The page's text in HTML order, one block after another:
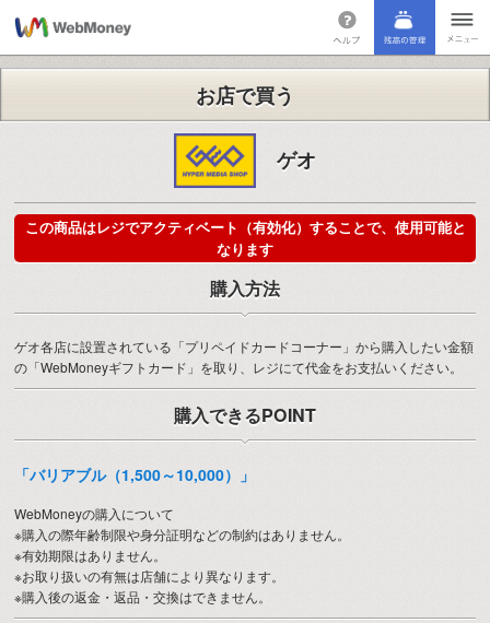
お店で買う
ゲオ
この商品はレジでアクティベート（有効化）することで、使用可能と
なります
購入方法
ゲオ各店に設置されている「プリペイドカードコーナー」から購入したい金額
の「WebMoneyギフトカード」を取り、レジにて代金をお支払いください。
購入できるPOINT
「バリアブル（1,500～10,000）」
WebMoneyの購入について
※購入の際年齢制限や身分証明などの制約はありません。
※有効期限はありません。
※お取り扱いの有無は店舗により異なります。
※購入後の返金・返品・交換はできません。